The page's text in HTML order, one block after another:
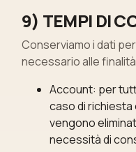
9) TEMPI DI
Conserviamo i dati
necessario alle
Account: per
caso di richiesta
vengono
necessità di